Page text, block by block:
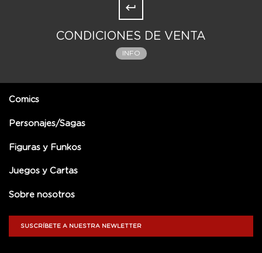
CONDICIONES DE VENTA
INFO
Comics
Personajes/Sagas
Figuras y Funkos
Juegos y Cartas
Sobre nosotros
SUSCRÍBETE A NUESTRA NEWLETTER